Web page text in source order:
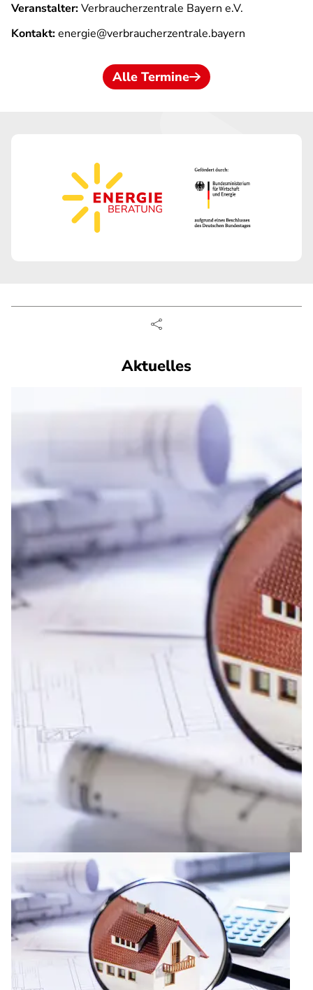
Veranstalter:Verbraucherzentrale Bayern e.V.
Kontakt:energie@verbraucherzentrale.bayern
Alle Termine
Aktuelles